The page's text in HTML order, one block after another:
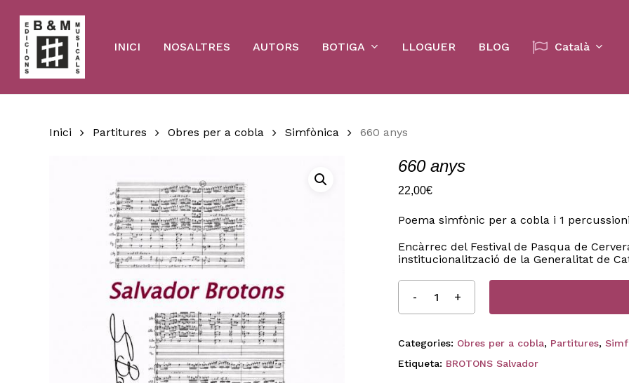
main
content
INICI NOSALTRES AUTORS BOTIGA LLOGUER BLOG Català
Inici Partitures Obres per a cobla Simfònica 660 anys
660 anys
22,00€
Poema simfònic per a cobla i 1
Encàrrec del Festival de Pasqua de
institucionalització de la Generalitat de
Categories: Obres per a cobla, Partitures,
Etiqueta: BROTONS Salvador